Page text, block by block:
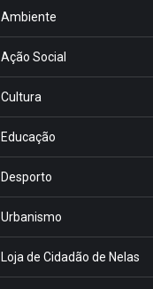
Ambiente
Ação Social
Cultura
Educação
Desporto
Urbanismo
Loja de Cidadão de Nelas